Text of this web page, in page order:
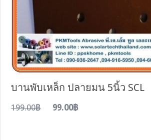
บานพับเหล็ก ปลายมน 5นิ้ว SCL
199.00฿ 99.00฿